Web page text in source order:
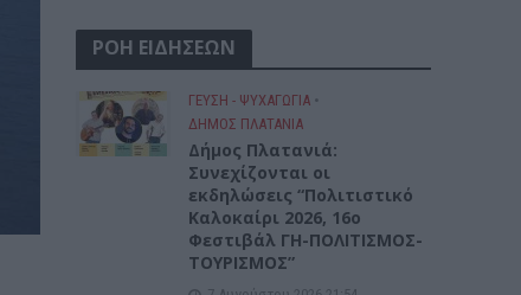
ΡΟΗ ΕΙΔΗΣΕΩΝ
ΓΕΎΣΗ - ΨΥΧΑΓΩΓΊΑ •
ΔΉΜΟΣ ΠΛΑΤΑΝΙΆ
Δήμος Πλατανιά:
Συνεχίζονται οι
εκδηλώσεις “Πολιτιστικό
Καλοκαίρι 2026, 16ο
Φεστιβάλ ΓΗ-ΠΟΛΙΤΙΣΜΟΣ-
ΤΟΥΡΙΣΜΟΣ”